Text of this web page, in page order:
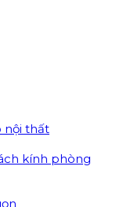
nội thất
kính phòng